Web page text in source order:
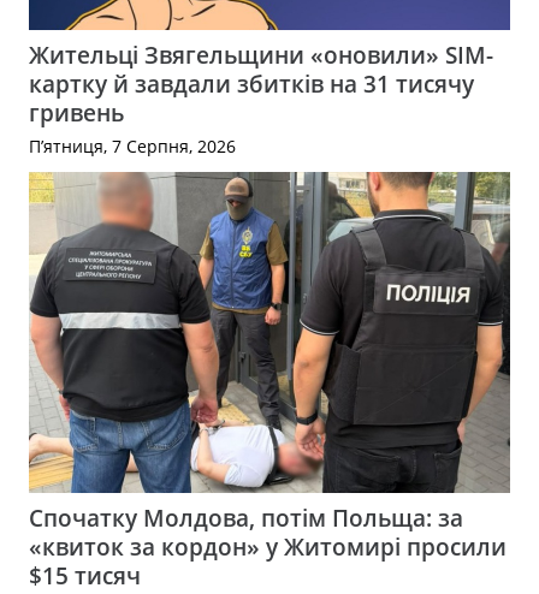
Жительці Звягельщини «оновили» SIM-
картку й завдали збитків на 31 тисячу
гривень
П’ятниця, 7 Серпня, 2026
Спочатку Молдова, потім Польща: за
«квиток за кордон» у Житомирі просили
$15 тисяч